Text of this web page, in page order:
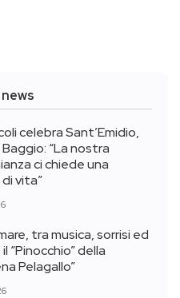
celebra Sant’Emidio,
“La nostra
ci chiede una
vita”
tra musica, sorrisi ed
“Pinocchio” della
Pelagallo”